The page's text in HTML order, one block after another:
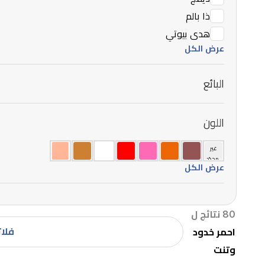
ذا بالم
هدى بيوتي
عرض الكل
البائع
اللون
غير
محدّد
عرض الكل
80 نتائج ل
احمر خدود
وتنت